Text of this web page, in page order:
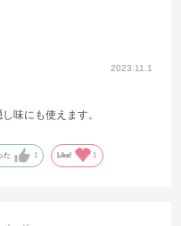
2023.11.1
味にも使えます。
た 1 Like! 1